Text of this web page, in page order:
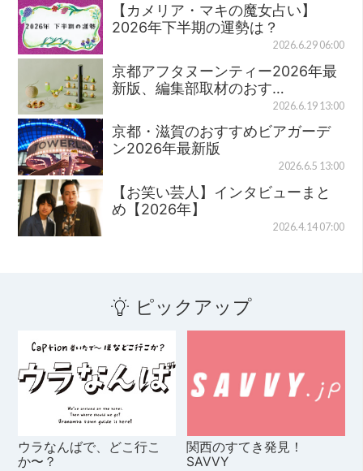
【カメリア・マキの魔女占い】
2026年下半期の運勢は？
2026.6.29 06:00
京都アフタヌーンティー2026年最
新版、編集部取材のおす…
2026.6.19 13:00
京都・滋賀のおすすめビアガーデ
ン2026年最新版
2026.6.5 13:00
【お笑い芸人】インタビューまと
め【2026年】
2026.4.14 07:00
ピックアップ
ウラなんばで、どこ行こ
か〜？
関西のすてき発見！
SAVVY